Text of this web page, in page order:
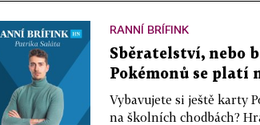
RANNÍ BRÍFINK
Sběratelství, nebo
Pokémonů se platí
Vybavujete si ještě karty
na školních chodbách?